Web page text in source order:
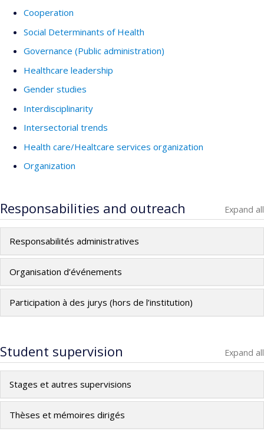
Cooperation
Social Determinants of Health
Governance (Public administration)
Healthcare leadership
Gender studies
Interdisciplinarity
Intersectorial trends
Health care/Healtcare services organization
Organization
Responsabilities and outreach Expand all
Responsabilités administratives
Organisation d’événements
Participation à des jurys (hors de l’institution)
Student supervision Expand all
Stages et autres supervisions
Thèses et mémoires dirigés